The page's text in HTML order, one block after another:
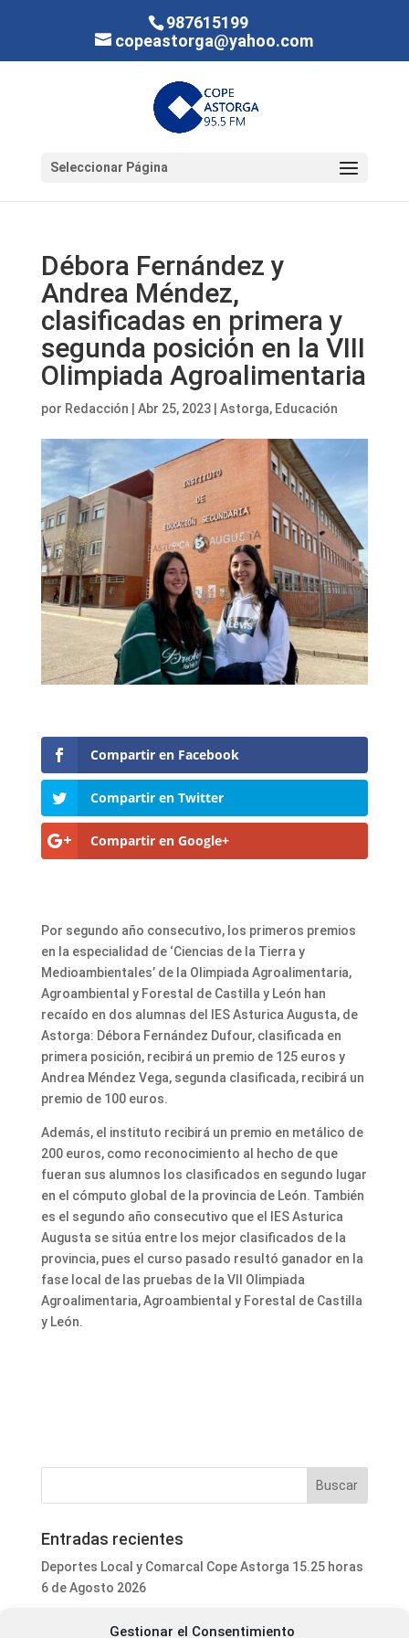
Gestionar el Consentimiento
987615199
copeastorga@yahoo.com
Seleccionar Página
Débora Fernández y
Andrea Méndez,
clasificadas en primera y
segunda posición en la VIII
Olimpiada Agroalimentaria
por Redacción Abr 25, 2023| Astorga, Educación
Compartir en Facebook
Compartir en Twitter
Compartir en Google+
Por segundo año consecutivo, los primeros premios
en la especialidad de ‘Ciencias de la Tierra y
Medioambientales’ de la Olimpiada Agroalimentaria,
Agroambiental y Forestal de Castilla y León han
recaído en dos alumnas del IES Asturica Augusta, de
Astorga: Débora Fernández Dufour, clasificada en
primera posición, recibirá un premio de 125 euros y
Andrea Méndez Vega, segunda clasificada, recibirá un
premio de 100 euros.
Además, el instituto recibirá un premio en metálico de
200 euros, como reconocimiento al hecho de que
fueran sus alumnos los clasificados en segundo lugar
en el cómputo global de la provincia de León. También
es el segundo año consecutivo que el IES Asturica
Augusta se sitúa entre los mejor clasificados de la
provincia, pues el curso pasado resultó ganador en la
fase local de las pruebas de la VII Olimpiada
Agroalimentaria, Agroambiental y Forestal de Castilla
y León.
Entradas recientes
Deportes Local y Comarcal Cope Astorga 15.25 horas
6 de Agosto 2026